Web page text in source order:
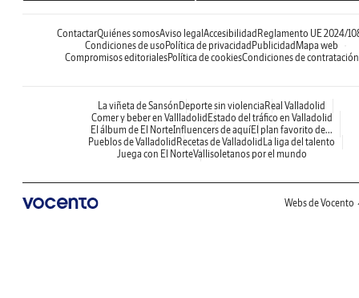
ContactarQuiénes somosAviso legal Accesibilidad Reglamento UE 2024/
Condiciones de uso Política de privacidad Publicidad Mapa web
Compromisos editorialesPolítica de cookiesCondiciones de contratación
La viñeta de Sansón Deporte sin violencia Real Valladolid
Comer y beber en Vallladolid Estado del tráfico en Valladolid
El álbum de El NorteInfluencers de aquíEl plan favorito de...
Pueblos de Valladolid Recetas de Valladolid La liga del talento
Juega con El NorteVallisoletanos por el mundo
Webs de Vocento